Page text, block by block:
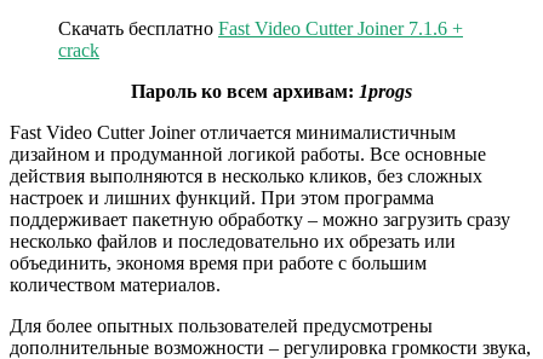
Скачать бесплатно Fast Video Cutter Joiner 7.1.6 +
crack
Пароль ко всем архивам: 1progs
Fast Video Cutter Joiner отличается минималистичным
дизайном и продуманной логикой работы. Все основные
действия выполняются в несколько кликов, без сложных
настроек и лишних функций. При этом программа
поддерживает пакетную обработку – можно загрузить сразу
несколько файлов и последовательно их обрезать или
объединить, экономя время при работе с большим
количеством материалов.
Для более опытных пользователей предусмотрены
дополнительные возможности – регулировка громкости звука,